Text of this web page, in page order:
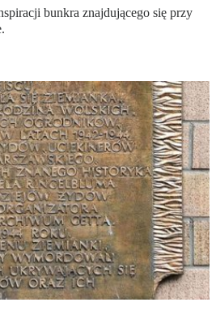
bunkra znajdującego się przy